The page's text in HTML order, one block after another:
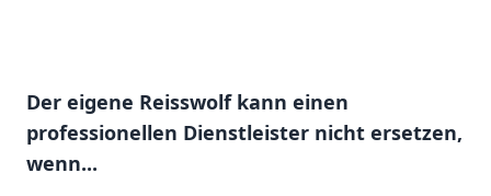
Der eigene Reisswolf kann einen
professionellen Dienstleister nicht ersetzen,
wenn...